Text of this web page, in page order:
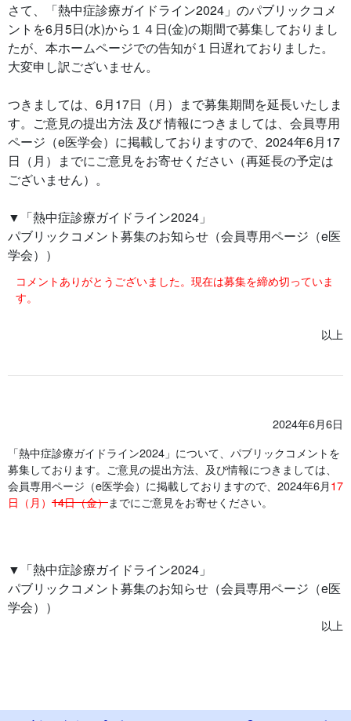
さて、「熱中症診療ガイドライン2024」のパブリックコメ
ントを6月5日(水)から１４日(金)の期間で募集しておりまし
たが、本ホームページでの告知が１日遅れておりました。
大変申し訳ございません。
つきましては、6月17日（月）まで募集期間を延長いたしま
す。ご意見の提出方法 及び 情報につきましては、会員専用
ページ（e医学会）に掲載しておりますので、2024年6月17
日（月）までにご意見をお寄せください（再延長の予定は
ございません）。
▼「熱中症診療ガイドライン2024」
パブリックコメント募集のお知らせ（会員専用ページ（e医
学会））
コメントありがとうございました。現在は募集を締め切っていま
す。
以上
2024年6月6日
「熱中症診療ガイドライン2024」について、パブリックコメントを
募集しております。ご意見の提出方法、及び情報につきましては、
会員専用ページ（e医学会）に掲載しておりますので、2024年6月17
日（月） 14日（金）までにご意見をお寄せください。
▼「熱中症診療ガイドライン2024」
パブリックコメント募集のお知らせ（会員専用ページ（e医
学会））
以上